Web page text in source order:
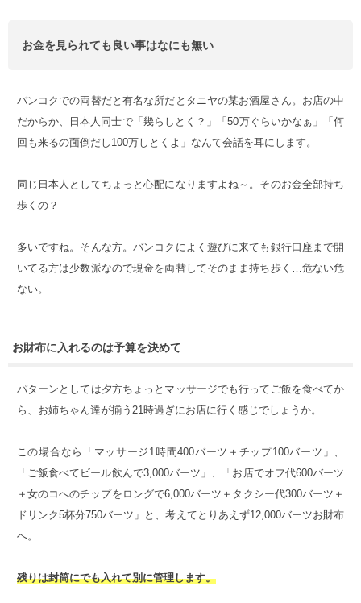
お金を見られても良い事はなにも無い
バンコクでの両替だと有名な所だとタニヤの某お酒屋さん。お店の中
だからか、日本人同士で「幾らしとく？」「50万ぐらいかなぁ」「何
回も来るの面倒だし100万しとくよ」なんて会話を耳にします。
同じ日本人としてちょっと心配になりますよね～。そのお金全部持ち
歩くの？
多いですね。そんな方。バンコクによく遊びに来ても銀行口座まで開
いてる方は少数派なので現金を両替してそのまま持ち歩く…危ない危
ない。
お財布に入れるのは予算を決めて
パターンとしては夕方ちょっとマッサージでも行ってご飯を食べてか
ら、お姉ちゃん達が揃う21時過ぎにお店に行く感じでしょうか。
この場合なら「マッサージ1時間400バーツ＋チップ100バーツ」、
「ご飯食べてビール飲んで3,000バーツ」、「お店でオフ代600バーツ
＋女のコへのチップをロングで6,000バーツ＋タクシー代300バーツ＋
ドリンク5杯分750バーツ」と、考えてとりあえず12,000バーツお財布
へ。
残りは封筒にでも入れて別に管理します。